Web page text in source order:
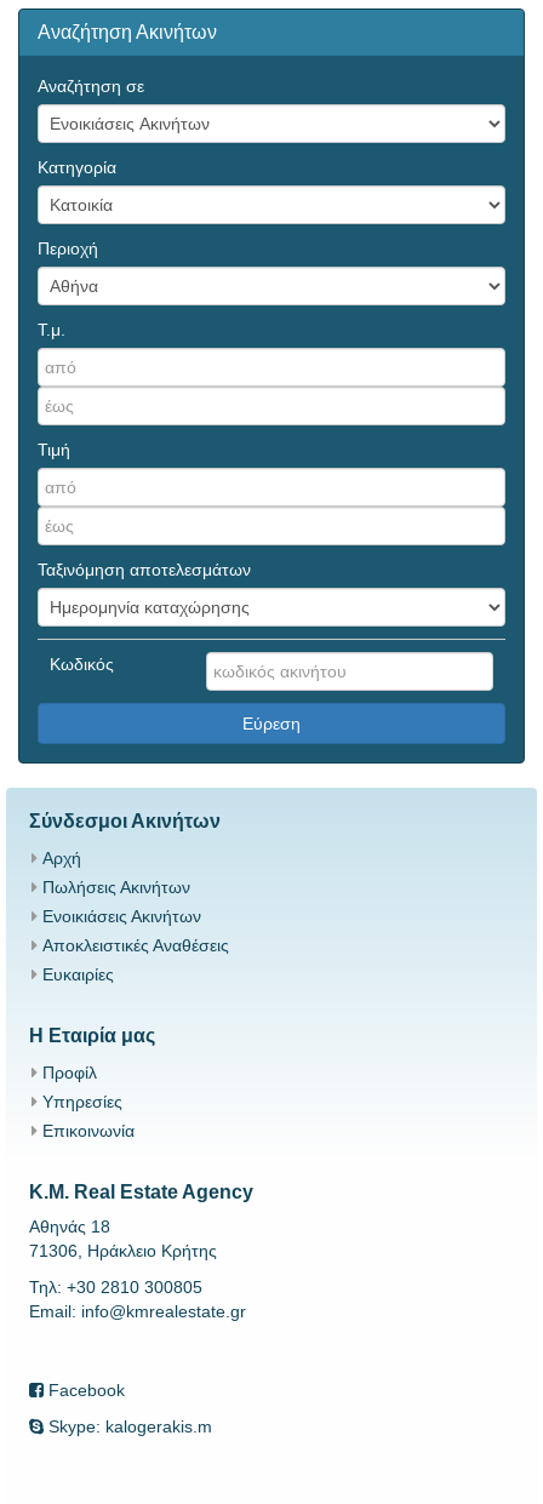
Αναζήτηση Ακινήτων
Αναζήτηση σε
Κατηγορία
Περιοχή
Τ.μ.
Τιμή
Ταξινόμηση αποτελεσμάτων
Κωδικός
Εύρεση
Σύνδεσμοι Ακινήτων
Αρχή
Πωλήσεις Ακινήτων
Ενοικιάσεις Ακινήτων
Αποκλειστικές Αναθέσεις
Ευκαιρίες
Η Εταιρία μας
Προφίλ
Υπηρεσίες
Επικοινωνία
K.M. Real Estate Agency
Αθηνάς 18
71306, Ηράκλειο Κρήτης
Τηλ: +30 2810 300805
Email: info@kmrealestate.gr
Facebook
Skype: kalogerakis.m